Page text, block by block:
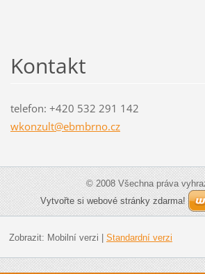
Kontakt
telefon: +420 532 291 142
wkonzult@ebmbrno.cz
© 2008 Všechna práva
Vytvořte si webové stránky zdarma!
Zobrazit: Mobilní verzi Standardní verzi